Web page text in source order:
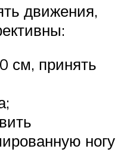
движения,
см, принять
ногу